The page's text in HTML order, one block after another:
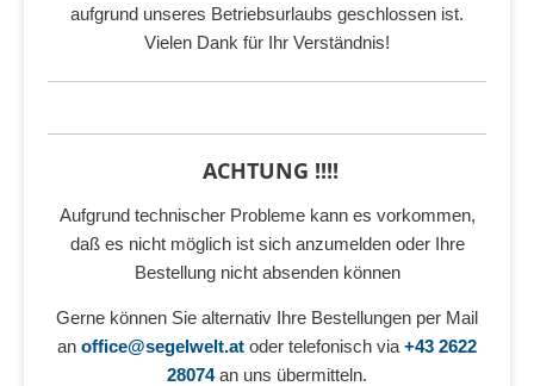
aufgrund unseres Betriebsurlaubs geschlossen ist.
Vielen Dank für Ihr Verständnis!
ACHTUNG !!!!
Aufgrund technischer Probleme kann es vorkommen,
daß es nicht möglich ist sich anzumelden oder Ihre
Bestellung nicht absenden können
Gerne können Sie alternativ Ihre Bestellungen per Mail
an office@segelwelt.at oder telefonisch via +43 2622
28074an uns übermitteln.